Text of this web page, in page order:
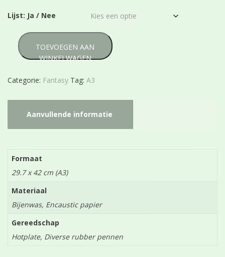
Lijst: Ja / Nee
Fantasy
aantal
TOEVOEGEN AAN
WINKELWAGEN
Categorie: Fantasy Tag: A3
Aanvullende informatie
Formaat
29.7 x 42 cm (A3)
Materiaal
Bijenwas, Encaustic papier
Gereedschap
Hotplate, Diverse rubber pennen